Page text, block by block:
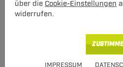
über die Cookie-Einstellungen
widerrufen.
IMPRESSUM
angemeldet bleiben